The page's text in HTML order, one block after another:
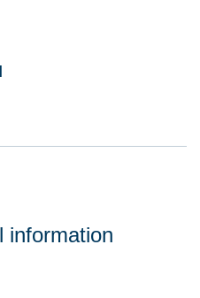
information